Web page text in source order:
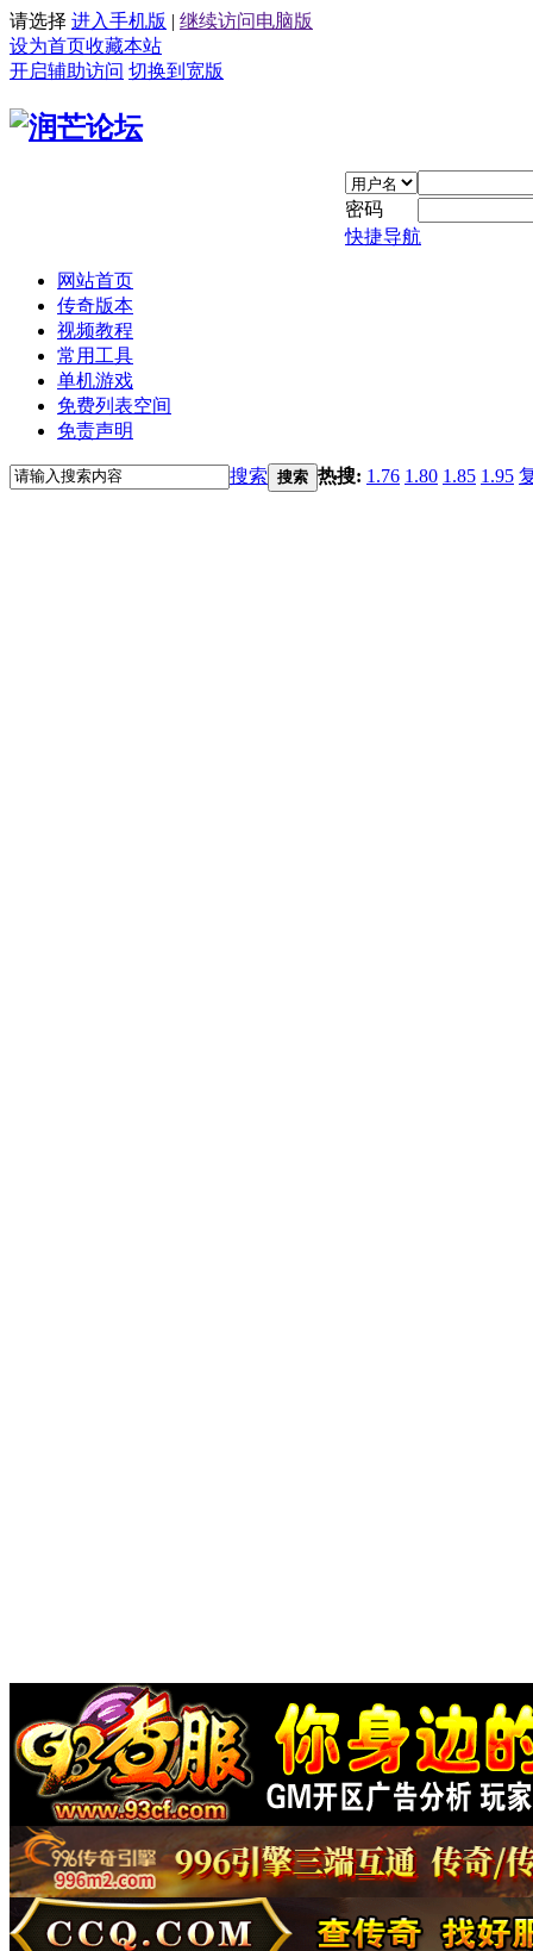
请选择 进入手机版 | 继续访问电脑版
设为首页收藏本站
开启辅助访问 切换到宽版
密码
快捷导航
网站首页
传奇版本
视频教程
常用工具
单机游戏
免费列表空间
免责声明
搜索 搜索 热搜: 1.76 1.80 1.85 1.95